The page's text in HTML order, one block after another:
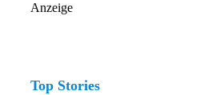
Anzeige
Top Stories